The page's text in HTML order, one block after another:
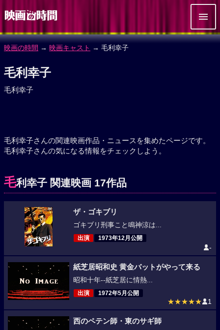
映画の時間 → 映画キャスト → 毛利幸子
毛利幸子
毛利幸子
毛利幸子さんの関連映画作品・ニュースを集めたページです。
毛利幸子さんの気になる情報をチェックしよう。
毛利幸子 関連映画 17作品
ザ・ゴキブリ
ゴキブリ刑事こと鳴神涼は...
出演 1973年12月公開
-
紙芝居昭和史 黄金バットがやって来る
昭和十年--紙芝居に情熱...
出演 1972年5月公開
★★★★★ 1
西のペテン師・東のサギ師